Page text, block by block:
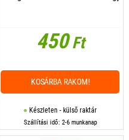
450Ft
Készleten - külső raktár
Szállítási idő: 2-6 munkanap
KOSÁRBA RAKOM!